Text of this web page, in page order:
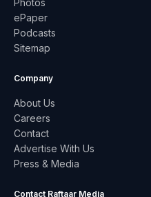
Photos
ePaper
Podcasts
Sitemap
Company
About Us
Careers
Contact
Advertise With Us
Press & Media
Contact Raftaar Media